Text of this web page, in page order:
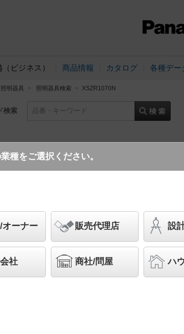
ビジネス） 商品情報 カタログ 各種デー
照明器具 照明器具検索 XSZR1070N
検索 品番・キーワード
CB1
天井埋込型
形・ビーム角
型・調光タイ
球60形1灯器具
案する商品群です）
種をご選択ください。
オーナー 販売代理店 設
社 商社/問屋 ハ